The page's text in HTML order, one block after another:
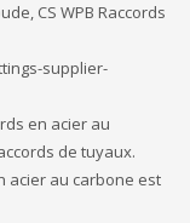
CS WPB Raccords
supplier-
en acier au
de tuyaux.
acier au carbone est